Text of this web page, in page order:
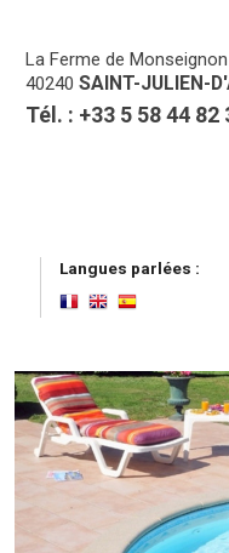
La Ferme de Monseignon
40240 SAINT-JULIEN-
Tél. : +33 5 58 44 82
Langues parlées :